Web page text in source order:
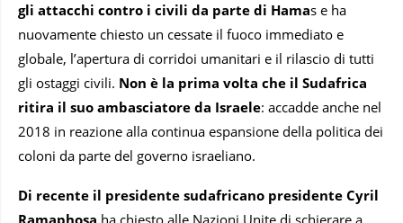
gli attacchi contro i civili da parte di Hamas e ha
nuovamente chiesto un cessate il fuoco immediato e
globale, l’apertura di corridoi umanitari e il rilascio di tutti
gli ostaggi civili. Non è la prima volta che il Sudafrica
ritira il suo ambasciatore da Israele: accadde anche nel
2018 in reazione alla continua espansione della politica dei
coloni da parte del governo israeliano.
Di recente il presidente sudafricano presidente Cyril